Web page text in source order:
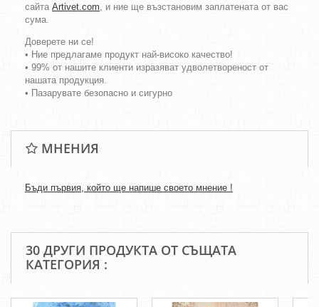
сайта Artivet.com, и ние ще възстановим заплатената от вас
сума.
Доверете ни се!
• Ние предлагаме продукт най-високо качество!
• 99% от нашите клиенти изразяват удволетвореност от
нашата продукция.
• Пазарувате безопасно и сигурно
МНЕНИЯ
Бъди първия, който ще напише своето мнение !
30 ДРУГИ ПРОДУКТА ОТ СЪЩАТА
КАТЕГОРИЯ :